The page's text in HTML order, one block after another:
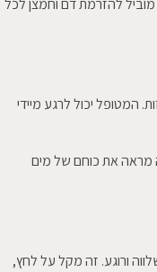
מוביל להזרמת דם וחמצן לכל
המטופל יכול לרגע מיידי
מראה את כוחם של מים
ורוגע. זה מקל על לחץ,